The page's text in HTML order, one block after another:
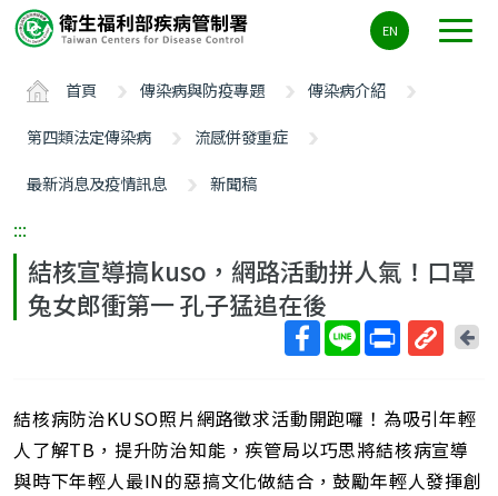
要
ALT+C
EN
首頁 傳染病與防疫專題
傳染病介紹
第四類法定傳染病
流感併發重症
最新消息及疫情訊息
新聞稿
:::
結核宣導搞kuso，網路活動拼人氣！口罩
兔女郎衝第一 孔子猛追在後
短
網
址
回
結核病防治KUSO照片網路徵求活動開跑囉！為吸引年輕
人了解TB，提升防治知能，疾管局以巧思將結核病宣導
與時下年輕人最IN的惡搞文化做結合，鼓勵年輕人發揮創